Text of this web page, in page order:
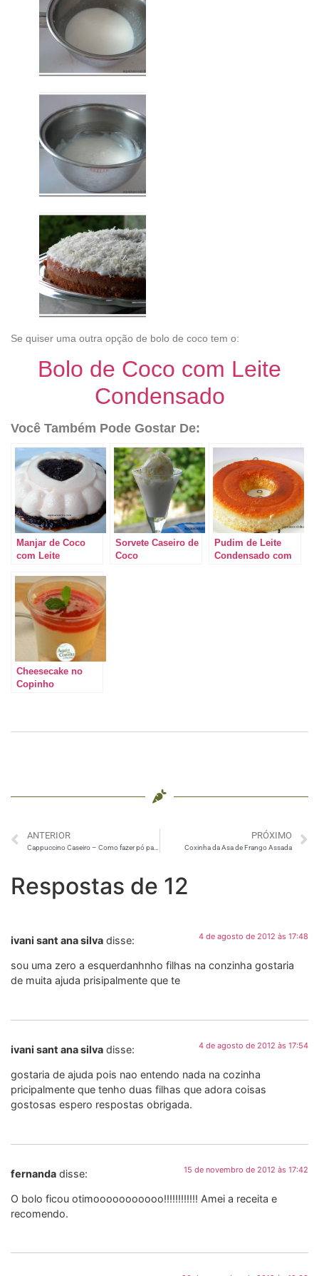
Se quiser uma outra opção de bolo de coco tem o:
Bolo de Coco com Leite
Condensado
Você Também Pode Gostar De:
Manjar de Coco
com Leite
Sorvete Caseiro de
Coco
Pudim de Leite
Condensado com
Cheesecake no
Copinho
ANTERIOR PRÓXIMO
Coxinha da Asa de Frango Assada
Respostas de 12
ivani sant ana silva disse: 4 de agosto de 2012 às 17:48
sou uma zero a esquerdanhnho filhas na conzinha gostaria
de muita ajuda prisipalmente que te
ivani sant ana silva disse: 4 de agosto de 2012 às 17:54
gostaria de ajuda pois nao entendo nada na cozinha
pricipalmente que tenho duas filhas que adora coisas
gostosas espero respostas obrigada.
fernanda disse: 15 de novembro de 2012 às 17:42
O bolo ficou otimooooooooooo!!!!!!!!!!!! Amei a receita e
recomendo.